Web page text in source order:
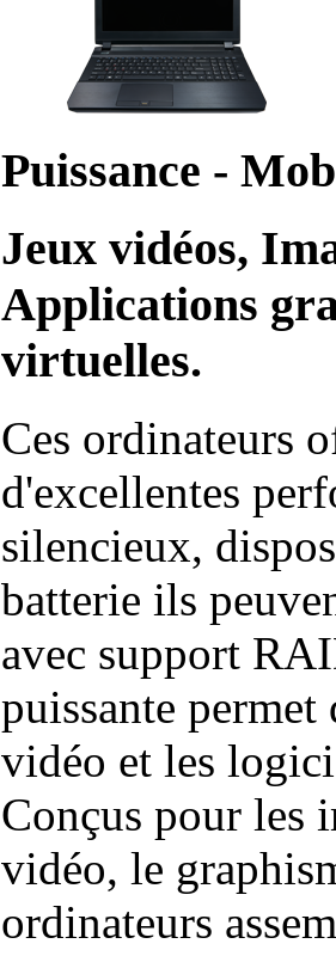
Puissance -
Jeux vidéos,
Applications
virtuelles.
Ces ordinateurs
d'excellentes
silencieux,
batterie ils
avec support
puissante permet
vidéo et les
Conçus pour les
vidéo, le
ordinateurs